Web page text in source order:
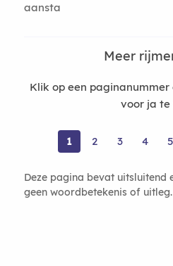
aansta
Meer
Klik op een
voor ja te
1 2 3 4 5
Deze pagina bevat uitsluitend
geen woordbetekenis of uitleg.